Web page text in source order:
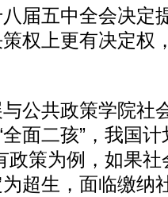
五中全会决定
权上更有决定权
共政策学院社
面二孩”，我国
政策为例，如果
超生，面临缴纳